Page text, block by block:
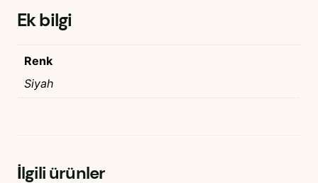
Ek bilgi
Renk
Siyah
İlgili ürünler